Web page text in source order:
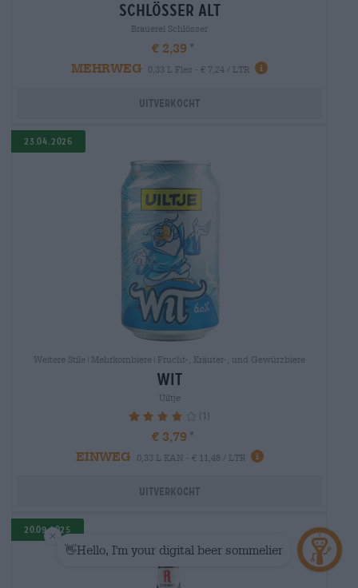
schlösser alt
Brauerei Schlösser
€ 2,39
MEHRWEG
0,33 L Fles - € 7,24 / LTR
Uitverkocht
23.04.2026
Weitere Stile|Mehrkornbiere|Frucht-, Kräuter-, und Gewürzbiere
wit
Uiltje
80% (1)
€ 3,79
EINWEG
0,33 L KAN - € 11,48 / LTR
Uitverkocht
20.09.2025